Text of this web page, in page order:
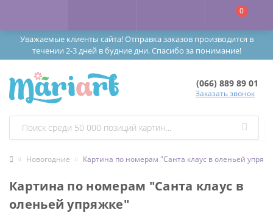
Уважаемые клиенты сайта! Отправка заказов производится в
течении 2-3 дней в будние дни. Спасибо за понимание!
0
(066) 889 89 01
Заказать звонок
Новогодние Картина по номерам "Санта клаус в оленьей
Картина по номерам "Санта клаус в
оленьей упряжке"